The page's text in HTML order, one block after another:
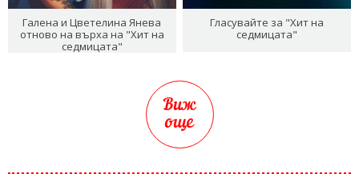
Галена и Цветелина Янева
отново на върха на "Хит на
седмицата"
Гласувайте за "Хит на
седмицата"
Виж
още